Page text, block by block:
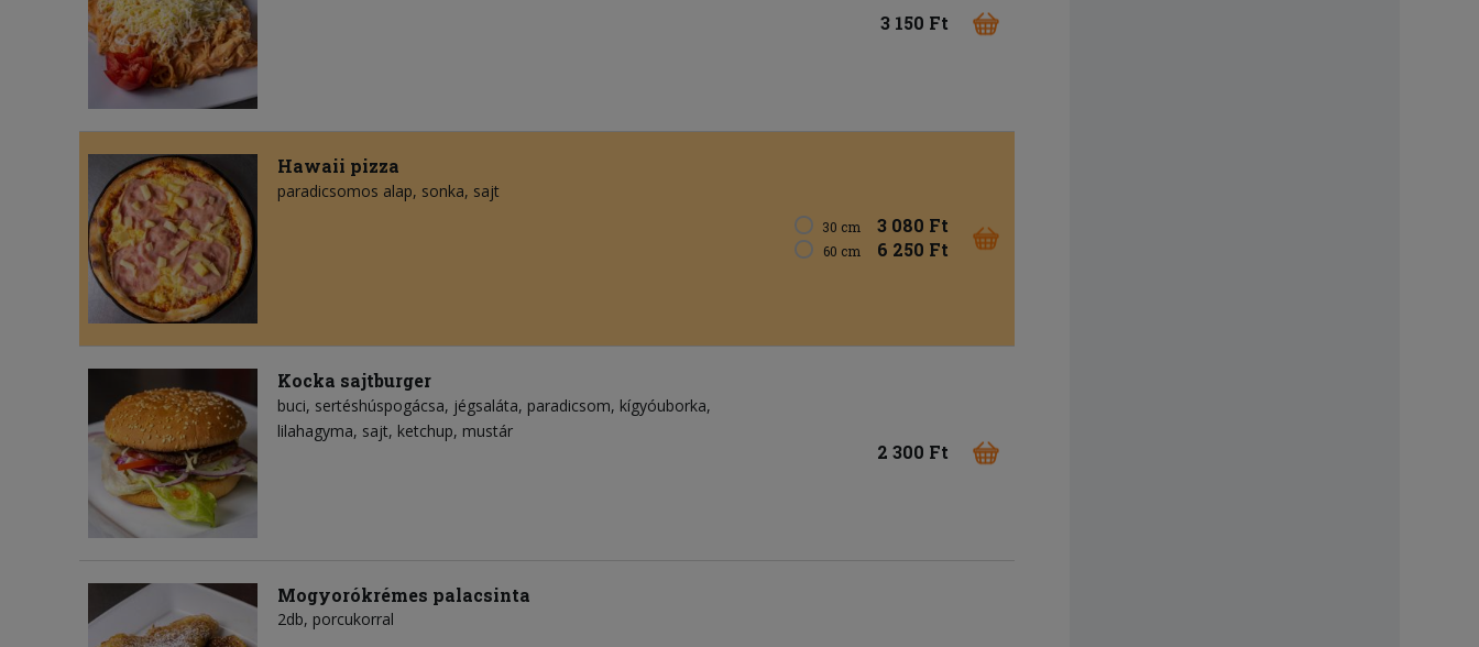
3 150 Ft
Hawaii pizza
paradicsomos alap sonka sajt
30 cm 3 080 Ft
60 cm 6 250 Ft
Kocka sajtburger
buci sertéshúspogácsa jégsaláta paradicsom kígyóuborka
lilahagyma sajt ketchup mustár
2 300 Ft
Mogyorókrémes palacsinta
2db, porcukorral